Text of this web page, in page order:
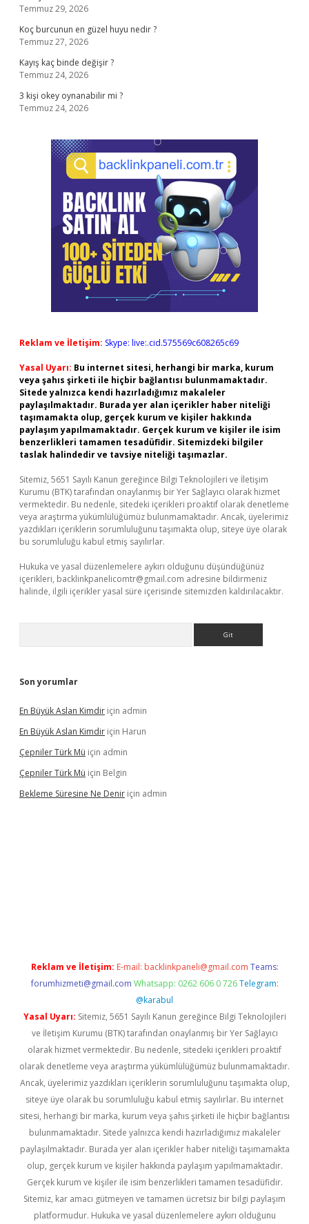
Temmuz 29, 2026
Koç burcunun en güzel huyu nedir ?
Temmuz 27, 2026
Kayış kaç binde değişir ?
Temmuz 24, 2026
3 kişi okey oynanabilir mi ?
Temmuz 24, 2026
Reklam ve İletişim: Skype: live:.cid.575569c608265c69
Yasal Uyarı: Bu internet sitesi, herhangi bir marka, kurum
veya şahıs şirketi ile hiçbir bağlantısı bulunmamaktadır.
Sitede yalnızca kendi hazırladığımız makaleler
paylaşılmaktadır. Burada yer alan içerikler haber niteliği
taşımamakta olup, gerçek kurum ve kişiler hakkında
paylaşım yapılmamaktadır. Gerçek kurum ve kişiler ile isim
benzerlikleri tamamen tesadüfidir. Sitemizdeki bilgiler
taslak halindedir ve tavsiye niteliği taşımazlar.
Sitemiz, 5651 Sayılı Kanun gereğince Bilgi Teknolojileri ve İletişim
Kurumu (BTK) tarafından onaylanmış bir Yer Sağlayıcı olarak hizmet
vermektedir. Bu nedenle, sitedeki içerikleri proaktif olarak denetleme
veya araştırma yükümlülüğümüz bulunmamaktadır. Ancak, üyelerimiz
yazdıkları içeriklerin sorumluluğunu taşımakta olup, siteye üye olarak
bu sorumluluğu kabul etmiş sayılırlar.
Hukuka ve yasal düzenlemelere aykırı olduğunu düşündüğünüz
içerikleri, backlinkpanelicomtr@gmail.com adresine bildirmeniz
halinde, ilgili içerikler yasal süre içerisinde sitemizden kaldırılacaktır.
Son yorumlar
En Büyük Aslan Kimdir için admin
En Büyük Aslan Kimdir için Harun
Çepniler Türk Mü için admin
Çepniler Türk Mü için Belgin
Bekleme Süresine Ne Denir için admin
Reklam ve İletişim: E-mail: backlinkpaneli@gmail.com Teams:
forumhizmeti@gmail.com Whatsapp: 0262 606 0 726 Telegram:
@karabul
Yasal Uyarı: Sitemiz, 5651 Sayılı Kanun gereğince Bilgi Teknolojileri
ve İletişim Kurumu (BTK) tarafından onaylanmış bir Yer Sağlayıcı
olarak hizmet vermektedir. Bu nedenle, sitedeki içerikleri proaktif
olarak denetleme veya araştırma yükümlülüğümüz bulunmamaktadır.
Ancak, üyelerimiz yazdıkları içeriklerin sorumluluğunu taşımakta olup,
siteye üye olarak bu sorumluluğu kabul etmiş sayılırlar. Bu internet
sitesi, herhangi bir marka, kurum veya şahıs şirketi ile hiçbir bağlantısı
bulunmamaktadır. Sitede yalnızca kendi hazırladığımız makaleler
paylaşılmaktadır. Burada yer alan içerikler haber niteliği taşımamakta
olup, gerçek kurum ve kişiler hakkında paylaşım yapılmamaktadır.
Gerçek kurum ve kişiler ile isim benzerlikleri tamamen tesadüfidir.
Sitemiz, kar amacı gütmeyen ve tamamen ücretsiz bir bilgi paylaşım
platformudur. Hukuka ve yasal düzenlemelere aykırı olduğunu